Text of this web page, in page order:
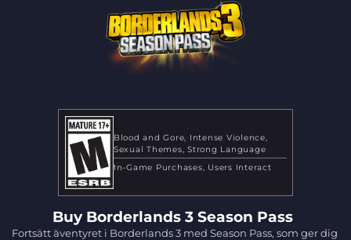
Blood and Gore Intense Violence
Sexual Themes Strong Language
In-Game Purchases
Users Interact
Buy Borderlands 3 Season Pass
Fortsätt äventyret i Borderlands 3 med Season Pass, som ger dig